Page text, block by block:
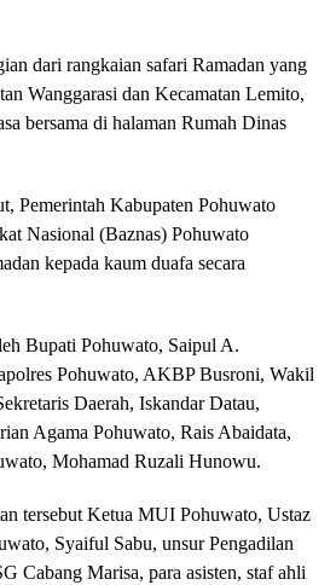
dari rangkaian safari Ramadan yang
Wanggarasi dan Kecamatan Lemito,
bersama di halaman Rumah Dinas
Pemerintah Kabupaten Pohuwato
Nasional (Baznas) Pohuwato
kepada kaum duafa secara
Bupati Pohuwato, Saipul A.
Pohuwato, AKBP Busroni, Wakil
Daerah, Iskandar Datau,
Agama Pohuwato, Rais Abaidata,
Mohamad Ruzali Hunowu.
tersebut Ketua MUI Pohuwato, Ustaz
Syaiful Sabu, unsur Pengadilan
Cabang Marisa, para asisten, staf ahli